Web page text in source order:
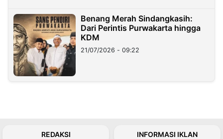
Benang Merah Sindangkasih:
Dari Perintis Purwakarta hingga
KDM
21/07/2026 - 09:22
REDAKSI INFORMASI IKLAN